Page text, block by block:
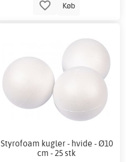
Køb
Styrofoam kugler - hvide - Ø10
cm - 25 stk